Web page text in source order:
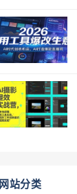
网站分类